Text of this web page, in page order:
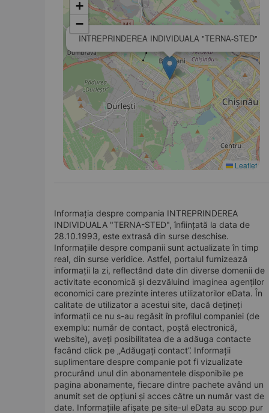
INTREPRINDEREA INDIVIDUALA "TERNA-STED"
+
−
Leaflet
Informația despre compania INTREPRINDEREA
INDIVIDUALA "TERNA-STED", înființată la data de
28.10.1993, este extrasă din surse deschise.
Informațiile despre companii sunt actualizate în timp
real, din surse veridice. Astfel, portalul furnizează
informații la zi, reflectând date din diverse domenii de
activitate economică și dezvăluind imaginea agenților
economici care prezinte interes utilizatorilor eData. În
calitate de utilizator a acestui site, dacă dețineți
informații ce nu s-au regăsit în profilul companiei (de
exemplu: număr de contact, poștă electronică,
website), aveți posibilitatea de a adăuga contacte
facând click pe „Adăugați contact”. Informații
suplimentare despre companie pot fi vizualizate
procurând unul din abonamentele disponibile pe
pagina abonamente, fiecare dintre pachete având un
anumit set de opțiuni și acces către un număr vast de
date. Informațiile afișate pe site-ul eData au scop pur